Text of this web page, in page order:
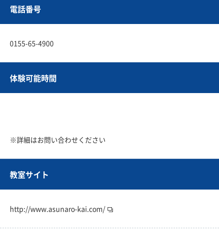
電話番号
0155-65-4900
体験可能時間
※詳細はお問い合わせください
教室サイト
http://www.asunaro-kai.com/